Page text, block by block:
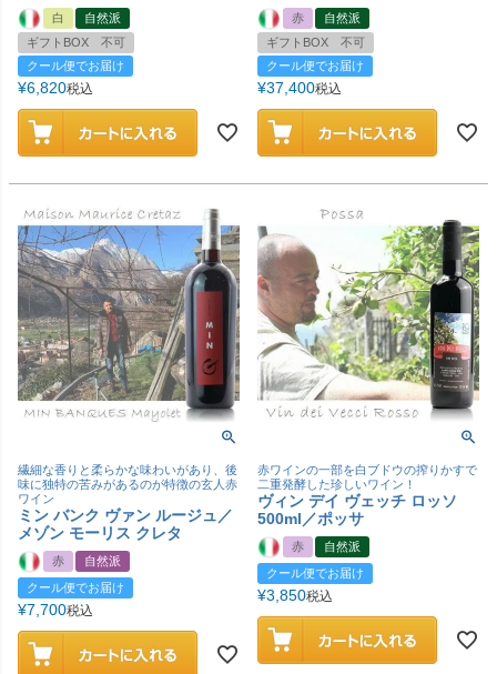
白
自然派
ギフトBOX 不可
クール便でお届け
¥6,820税込
赤
自然派
ギフトBOX 不可
クール便でお届け
¥37,400税込
繊細な香りと柔らかな味わいがあり、後
味に独特の苦みがあるのが特徴の玄人赤
ワイン
ミン バンク ヴァン ルージュ／
メゾン モーリス クレタ
赤
自然派
クール便でお届け
¥7,700税込
赤ワインの一部を白ブドウの搾りかすで
二重発酵した珍しいワイン！
ヴィン デイ ヴェッチ ロッソ
500ml／ポッサ
赤
自然派
クール便でお届け
¥3,850税込